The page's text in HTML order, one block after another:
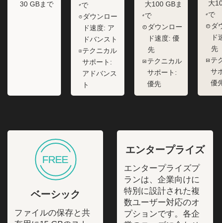
30 GBまで
で
ダウンロー
ド速度: ア
ドバンスト
テクニカル
サポート:
アドバンス
ト
大100 GBま
で
ダウンロー
ド速度: 優
先
テクニカル
サポート:
優先
大
で
ダ
ド
先
テ
サ
優
ベーシック
ファイルの保存と共
エンタープライズ
エンタープライズプ
ランは、企業向けに
特別に設計された複
数ユーザー対応のオ
プションです。各企